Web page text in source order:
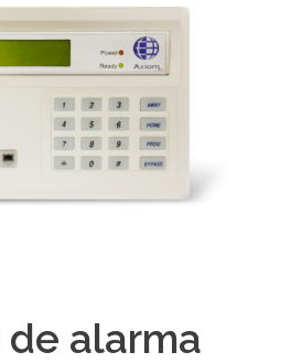
alarma